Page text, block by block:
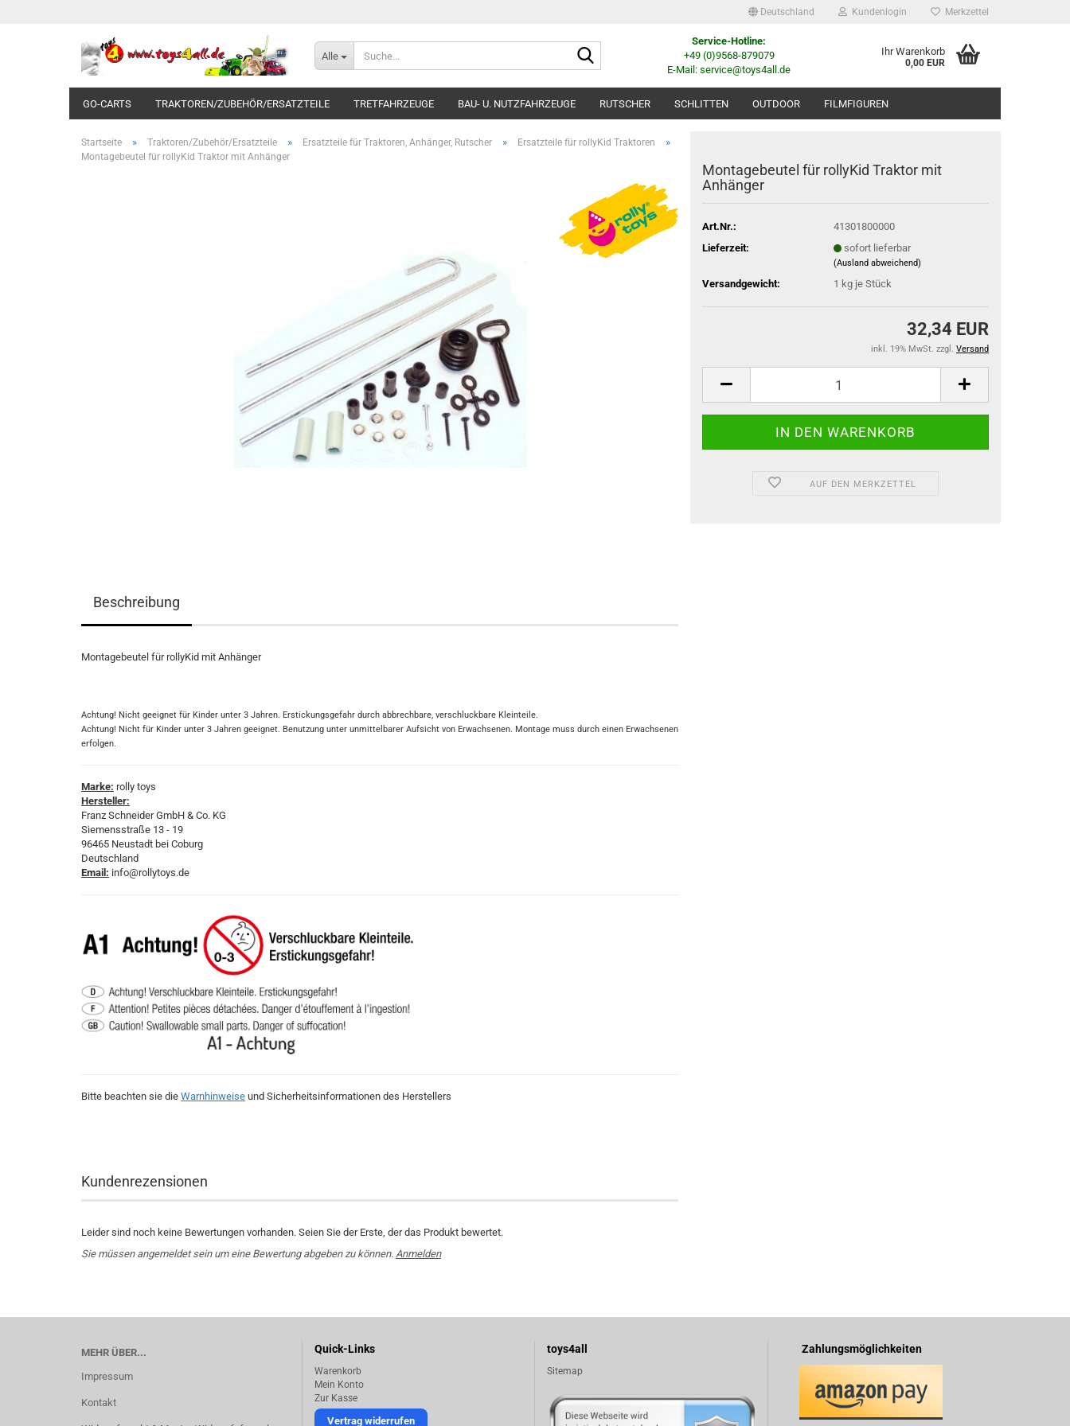
Deutschland Kundenlogin Merkzettel
Alle
Service-Hotline:
+49 (0)9568-879079
E-Mail: service@toys4all.de
Ihr Warenkorb
0,00 EUR
GO-CARTS TRAKTOREN/ZUBEHÖR/ERSATZTEILE TRETFAHRZEUGE BAU- U. NUTZFAHRZEUGE RUTSCHER SCHLITTEN OUTDOOR FILMFIGUREN
Startseite » Traktoren/Zubehör/Ersatzteile » Ersatzteile für Traktoren, Anhänger, Rutscher » Ersatzteile für rollyKid Traktoren »
Montagebeutel für rollyKid Traktor mit Anhänger
Montagebeutel für rollyKid Traktor mit
Anhänger
Art.Nr.:
41301800000
Lieferzeit:
sofort lieferbar
(Ausland abweichend)
Versandgewicht: 1 kg je Stück
32,34 EUR
inkl. 19% MwSt. zzgl. Versand
AUF DEN MERKZETTEL
Beschreibung
Montagebeutel für rollyKid mit Anhänger
Achtung! Nicht geeignet für Kinder unter 3 Jahren. Erstickungsgefahr durch abbrechbare, verschluckbare Kleinteile.
Achtung! Nicht für Kinder unter 3 Jahren geeignet. Benutzung unter unmittelbarer Aufsicht von Erwachsenen. Montage muss durch einen Erwachsenen
erfolgen.
Marke: rolly toys
Hersteller:
Franz Schneider GmbH & Co. KG
Siemensstraße 13 - 19
96465 Neustadt bei Coburg
Deutschland
Email: info@rollytoys.de
Bitte beachten sie die Warnhinweise und Sicherheitsinformationen des Herstellers
Kundenrezensionen
Leider sind noch keine Bewertungen vorhanden. Seien Sie der Erste, der das Produkt bewertet.
Sie müssen angemeldet sein um eine Bewertung abgeben zu können. Anmelden
MEHR ÜBER...
Impressum
Kontakt
Quick-Links
Warenkorb
Mein Konto
Zur Kasse
Vertrag widerrufen
toys4all
Sitemap
Zahlungsmöglichkeiten